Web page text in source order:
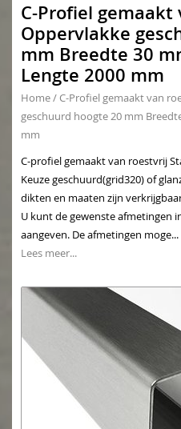
C-Profiel
Oppervlakke
mm Breedte 30
Lengte 2000 mm
Home/ C-Profiel gemaakt van
geschuurd hoogte 20 mm
mm
C-profiel gemaakt van roestvrij
Keuze geschuurd(grid320) of
dikten en maaten zijn
U kunt de gewenste afmetingen
aangeven. De afmetingen moge...
Lees meer...